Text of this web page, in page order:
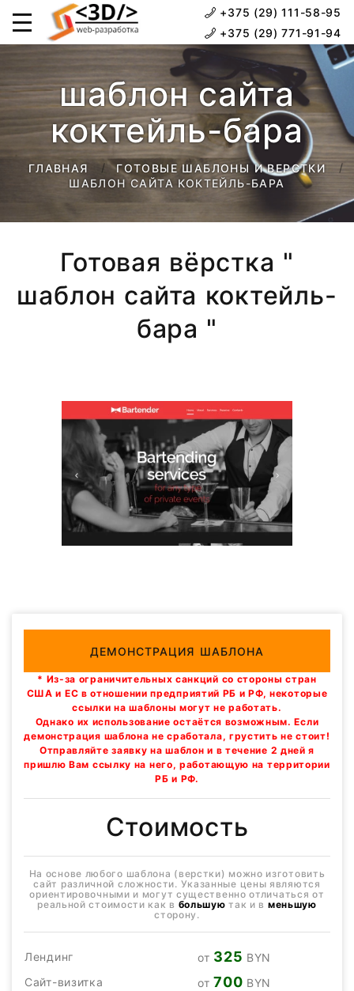
+375 (29) 111-58-95
+375 (29) 771-91-94
шаблон сайта
коктейль-бара
ГЛАВНАЯ
ГОТОВЫЕ ШАБЛОНЫ И ВЕРСТКИ
ШАБЛОН САЙТА КОКТЕЙЛЬ-БАРА
Готовая вёрстка "
шаблон сайта коктейль-
бара "
ДЕМОНСТРАЦИЯ ШАБЛОНА
* Из-за ограничительных санкций со стороны стран
США и ЕС в отношении предприятий РБ и РФ, некоторые
ссылки на шаблоны могут не работать.
Однако их использование остаётся возможным. Если
демонстрация шаблона не сработала, грустить не стоит!
Отправляйте заявку на шаблон и в течение 2 дней я
пришлю Вам ссылку на него, работающую на территории
РБ и РФ.
Стоимость
На основе любого шаблона (верстки) можно изготовить
сайт различной сложности. Указанные цены являются
ориентировочными и могут существенно отличаться от
реальной стоимости как в большую так и в меньшую
сторону.
Лендинг от 325 BYN
Сайт-визитка
от700 BYN